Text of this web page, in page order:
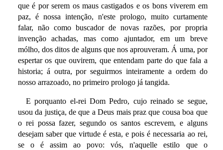
que é por serem os maus castigados e os bons viverem em
paz, é nossa intenção, n'este prologo, muito curtamente
falar, não como buscador de novas razões, por propria
invenção achadas, mas como ajuntador, em um breve
mólho, dos ditos de alguns que nos aprouveram. Á uma, por
espertar os que ouvirem, que entendam parte do que fala a
historia; á outra, por seguirmos inteiramente a ordem do
nosso arrazoado, no primeiro prologo já tangida.
E porquanto el-rei Dom Pedro, cujo reinado se segue,
usou da justiça, de que a Deus mais praz que cousa boa que
o rei possa fazer, segundo os santos escrevem, e alguns
desejam saber que virtude é esta, e pois é necessaria ao rei,
se o é assim ao povo: vós, n'aquelle estilo que o